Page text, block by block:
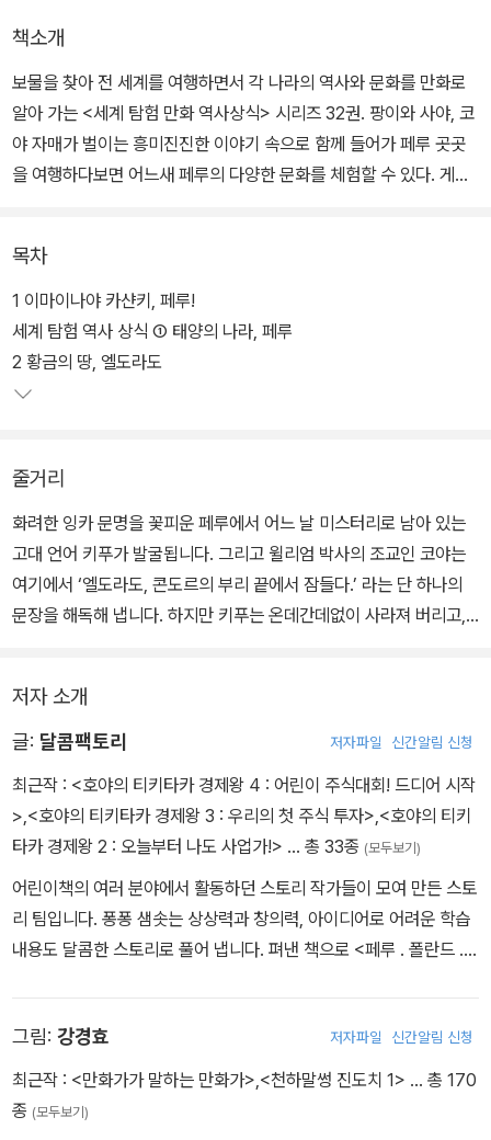
책소개
보물을 찾아 전 세계를 여행하면서 각 나라의 역사와 문화를 만화로
알아 가는 <세계 탐험 만화 역사상식> 시리즈 32권. 팡이와 사야, 코
야 자매가 벌이는 흥미진진한 이야기 속으로 함께 들어가 페루 곳곳
을 여행하다보면 어느새 페루의 다양한 문화를 체험할 수 있다. 게다
세계 여러 나라의 다양한 문화와 역사를 단순히 나열하는 것이 아니
라 신나는 모험과 역사적 사건으로 구성하여 학습 효과를 높인다는
취지에서 기획된 시리즈이다. 만화로 구성되어 있기 때문에 고대 문
명에서부터 최근의 정치 경향까지 폭넓은 역사 상식과 다양한 문화
목차
1 이마이나야 카샨키, 페루!
세계 탐험 역사 상식 ① 태양의 나라, 페루
2 황금의 땅, 엘도라도
줄거리
화려한 잉카 문명을 꽃피운 페루에서 어느 날 미스터리로 남아 있는
고대 언어 키푸가 발굴됩니다. 그리고 윌리엄 박사의 조교인 코야는
여기에서 ‘엘도라도, 콘도르의 부리 끝에서 잠들다.’ 라는 단 하나의
문장을 해독해 냅니다. 하지만 키푸는 온데간데없이 사라져 버리고,
조교는 갑자기 고향인 쿠스코로 내려가 버렸다는 윌리엄 박사의 청천
벽력 같은 소리! 코야 조교가 키푸를 훔친 게 분명하다고 몰아가는 이
리엄 박사!
팡이 일행은 서둘러 쿠스코로 내려가고, 지구본과 이 조교가 고산병
에 시달리자 팡이 혼자 코야 조교를 찾아 나섭니다. 그 길에서 우연히
원주민 소녀 사야를 만나고, 사야의 언니가 바로 팡이가 찾는 코야 조
교라는 사실을 알게 됩니다. 우여곡절 끝에 만난 코야 조교는 자신은
태양제의 여왕으로 뽑혀서 급하게 쿠스코로 내려왔으며, 키푸에 대해
뒷모습이 들어옵니다. 바로 보물 사냥꾼 봉팔이! 게다가 봉팔이가 으
슥한 시장 골목에서 코야 조교와 만나는 것을 목격하는데……!
보물 사냥꾼 봉팔이와 고고학과 조교 코야가 은밀하게 만난 이유는
저자 소개
글: 달콤팩토리 저자파일 신간알림 신청
최근작 : <호야의 티키타카 경제왕 4 : 어린이 주식대회! 드디어 시작
>,<호야의 티키타카 경제왕 3 : 우리의 첫 주식 투자>,<호야의 티키
타카 경제왕 2 : 오늘부터 나도 사업가!> … 총 33종 (모두보기)
어린이책의 여러 분야에서 활동하던 스토리 작가들이 모여 만든 스토
리 팀입니다. 퐁퐁 샘솟는 상상력과 창의력, 아이디어로 어려운 학습
내용도 달콤한 스토리로 풀어 냅니다. 펴낸 책으로 <페루 ․ 폴란드 ․
그림: 강경효 저자파일 신간알림 신청
최근작 : <만화가가 말하는 만화가>,<천하말썽 진도치 1> … 총 170
종 (모두보기)